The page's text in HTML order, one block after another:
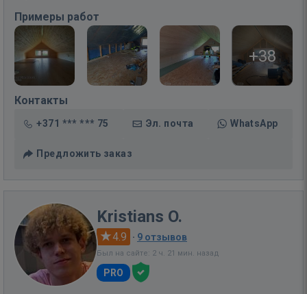
Примеры работ
+38
Контакты
+371 *** *** 75 Эл. почта WhatsApp
Предложить заказ
Kristians O.
4.9 · 9 отзывов
Был на сайте: 2 ч. 21 мин. назад
PRO